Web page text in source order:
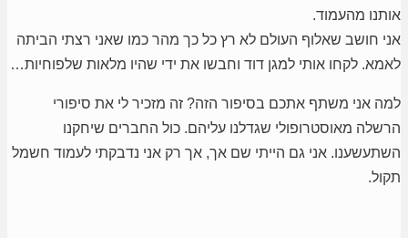
אותנו מהעמוד.
אני חושב שאלוף העולם לא רץ כל כך מהר כמו שאני רצתי הביתה
לאמא. לקחו אותי למגן דוד וחבשו את ידי שהיו מלאות שלפוחיות…
למה אני משתף אתכם בסיפור הזה? זה מזכיר לי את סיפורי
הרשלה מאוסטרופולי שגדלנו עליהם. כול החברים שיחקנו
השתעשענו. אני גם הייתי שם אך, אך רק אני נדבקתי לעמוד חשמל
תקול.